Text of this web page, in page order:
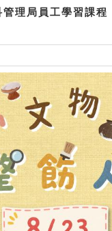
管理局員工學習課